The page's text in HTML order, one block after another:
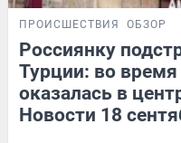
ПРОИСШЕСТВИЯ ОБЗОР
Россиянку
Турции: во время
оказалась в
Новости 18